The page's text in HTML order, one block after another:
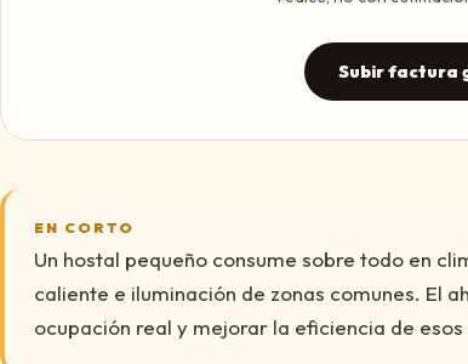
Subir factura
EN CORTO
Un hostal pequeño consume sobre todo en
caliente e iluminación de zonas comunes. El
ocupación real y mejorar la eficiencia de esos